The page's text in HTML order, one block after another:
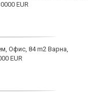
EUR
Офис, 84 m2 Варна,
EUR